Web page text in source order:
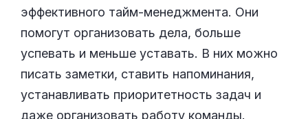
эффективного тайм-менеджмента. Они
помогут организовать дела, больше
успевать и меньше уставать. В них можно
писать заметки, ставить напоминания,
устанавливать приоритетность задач и
даже организовать работу команды.